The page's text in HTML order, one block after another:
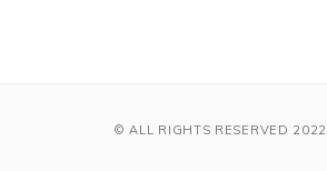
© ALL RIGHTS RESERVED 2022